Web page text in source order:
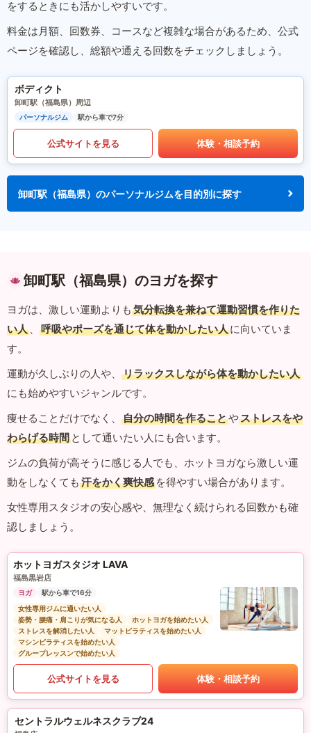
をするときにも活かしやすいです。
料金は月額、回数券、コースなど複雑な場合があるため、公式
ページを確認し、総額や通える回数をチェックしましょう。
ボディクト
卸町駅（福島県）周辺
パーソナルジム 駅から車で7分
公式サイトを見る 体験・相談予約
卸町駅（福島県）のパーソナルジムを目的別に探す
卸町駅（福島県）のヨガを探す
ヨガは、激しい運動よりも 気分転換を兼ねて運動習慣を作りた
い人 、 呼吸やポーズを通じて体を動かしたい人に向いていま
す。
運動が久しぶりの人や、
リラックスしながら体を動かしたい人
にも始めやすいジャンルです。
痩せることだけでなく、
自分の時間を作ることやストレスをや
わらげる時間 として通いたい人にも合います。
ジムの負荷が高そうに感じる人でも、ホットヨガなら激しい運
動をしなくても 汗をかく爽快感 を得やすい場合があります。
女性専用スタジオの安心感や、無理なく続けられる回数かも確
認しましょう。
ホットヨガスタジオ LAVA
福島黒岩店
ヨガ
駅から車で16分
女性専用ジムに通いたい人
姿勢・腰痛・肩こりが気になる人
ホットヨガを始めたい人
ストレスを解消したい人
マットピラティスを始めたい人
マシンピラティスを始めたい人
グループレッスンで始めたい人
公式サイトを見る 体験・相談予約
セントラルウェルネスクラブ24